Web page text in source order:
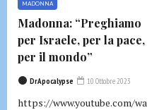
MADONNA
Madonna: “Preghiamo
per Israele, per la pace,
per il mondo”
DrApocalypse 10 Ottobre 2023
https://www.youtube.com/wa